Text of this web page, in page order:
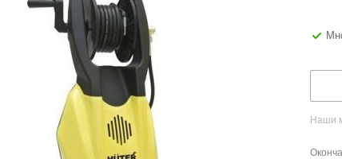
Наши